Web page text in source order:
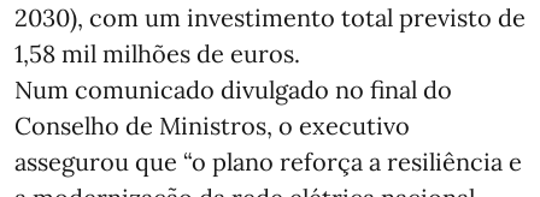
2030), com um investimento total previsto de
1,58 mil milhões de euros.
Num comunicado divulgado no final do
Conselho de Ministros, o executivo
assegurou que “o plano reforça a resiliência e